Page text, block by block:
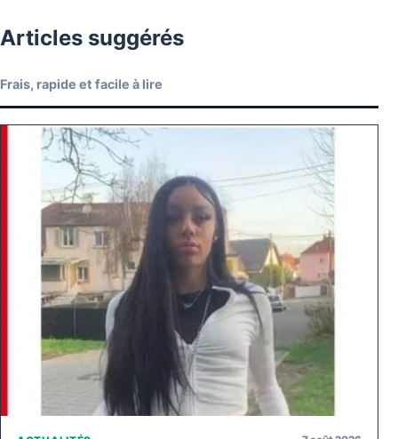
Articles suggérés
Frais, rapide et facile à lire